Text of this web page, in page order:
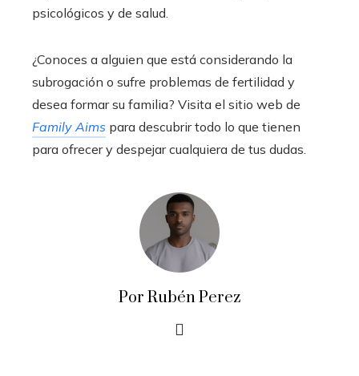
psicológicos y de salud.
¿Conoces a alguien que está considerando la
subrogación o sufre problemas de fertilidad y
desea formar su familia? Visita el sitio web de
Family Aims para descubrir todo lo que tienen
para ofrecer y despejar cualquiera de tus dudas.
Por Rubén Perez